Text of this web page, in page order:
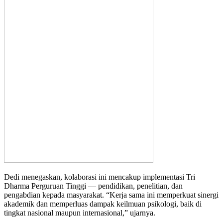
Dedi menegaskan, kolaborasi ini mencakup implementasi Tri
Dharma Perguruan Tinggi — pendidikan, penelitian, dan
pengabdian kepada masyarakat. “Kerja sama ini memperkuat sinergi
akademik dan memperluas dampak keilmuan psikologi, baik di
tingkat nasional maupun internasional,” ujarnya.